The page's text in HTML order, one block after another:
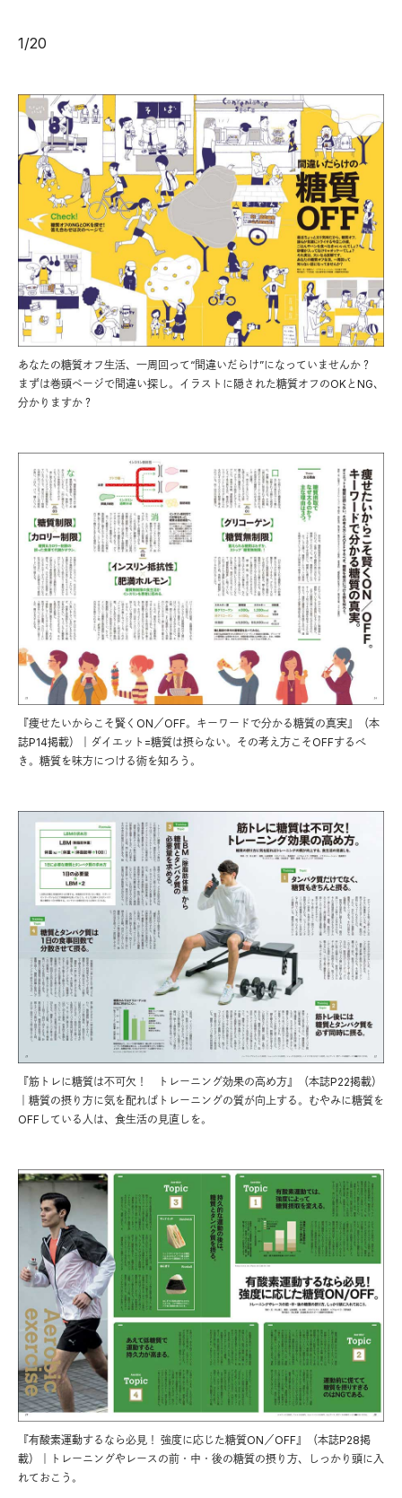
1/20
あなたの糖質オフ生活、一周回って“間違いだらけ”になっていませんか？
まずは巻頭ページで間違い探し。イラストに隠された糖質オフのOKとNG、
分かりますか？
『痩せたいからこそ賢くON／OFF。キーワードで分かる糖質の真実』（本
誌P14掲載）｜ダイエット=糖質は摂らない。その考え方こそOFFするべ
き。糖質を味方につける術を知ろう。
『筋トレに糖質は不可欠！ トレーニング効果の高め方』（本誌P22掲載）
｜糖質の摂り方に気を配ればトレーニングの質が向上する。むやみに糖質を
OFFしている人は、食生活の見直しを。
『有酸素運動するなら必見！ 強度に応じた糖質ON／OFF』（本誌P28掲
載）｜トレーニングやレースの前・中・後の糖質の摂り方、しっかり頭に入
れておこう。